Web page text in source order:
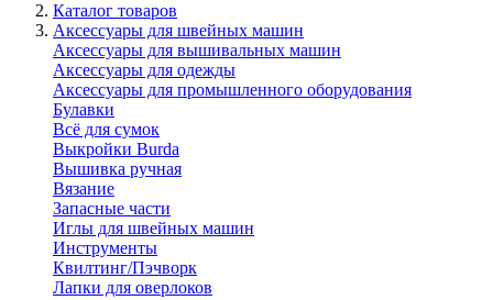
Каталог товаров
Аксессуары для швейных машин
Аксессуары для вышивальных машин
Аксессуары для одежды
Аксессуары для промышленного оборудования
Булавки
Всё для сумок
Выкройки Burda
Вышивка ручная
Вязание
Запасные части
Иглы для швейных машин
Инструменты
Квилтинг/Пэчворк
Лапки для оверлоков